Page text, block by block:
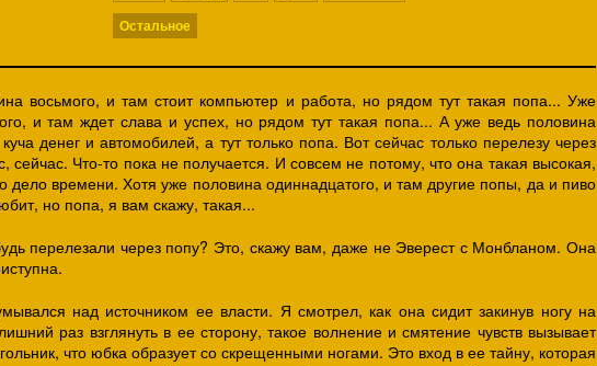
Остальное
восьмого, и там стоит компьютер и работа, но рядом тут такая попа... Уже
и там ждет слава и успех, но рядом тут такая попа... А уже ведь половина
денег и автомобилей, а тут только попа. Вот сейчас только перелезу через
сейчас. Что-то пока не получается. И совсем не потому, что она такая высокая,
дело времени. Хотя уже половина одиннадцатого, и там другие попы, да и пиво
но попа, я вам скажу, такая...
перелезали через попу? Это, скажу вам, даже не Эверест с Монбланом. Она
над источником ее власти. Я смотрел, как она сидит закинув ногу на
раз взглянуть в ее сторону, такое волнение и смятение чувств вызывает
что юбка образует со скрещенными ногами. Это вход в ее тайну, которая